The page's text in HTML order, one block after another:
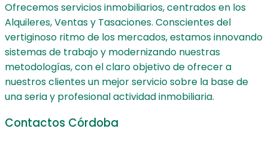
Ofrecemos servicios inmobiliarios, centrados en los
Alquileres, Ventas y Tasaciones. Conscientes del
vertiginoso ritmo de los mercados, estamos innovando
sistemas de trabajo y modernizando nuestras
metodologías, con el claro objetivo de ofrecer a
nuestros clientes un mejor servicio sobre la base de
una seria y profesional actividad inmobiliaria.
Contactos Córdoba